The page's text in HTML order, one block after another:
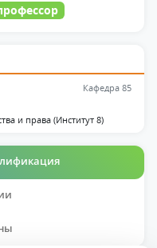
Кафедра 85
и права (Институт 8)